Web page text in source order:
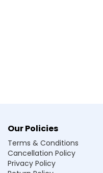
পারি?
Our Policies
Terms & Conditions
Cancellation Policy
Privacy Policy